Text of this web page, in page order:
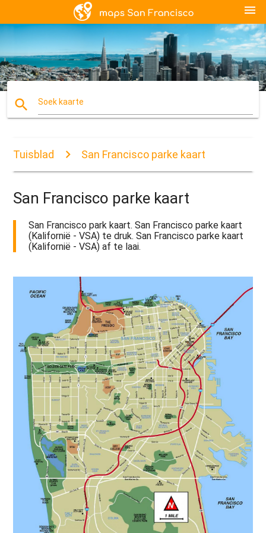
menu
search Soek kaarte
Tuisblad San Francisco parke kaart
San Francisco parke kaart
San Francisco park kaart. San Francisco parke kaart
(Kalifornië - VSA) te druk. San Francisco parke kaart
(Kalifornië - VSA) af te laai.